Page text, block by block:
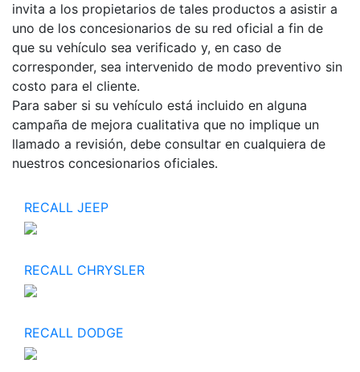
invita a los propietarios de tales productos a asistir a
uno de los concesionarios de su red oficial a fin de
que su vehículo sea verificado y, en caso de
corresponder, sea intervenido de modo preventivo sin
costo para el cliente.
Para saber si su vehículo está incluido en alguna
campaña de mejora cualitativa que no implique un
llamado a revisión, debe consultar en cualquiera de
nuestros concesionarios oficiales.
RECALL JEEP
RECALL CHRYSLER
RECALL DODGE